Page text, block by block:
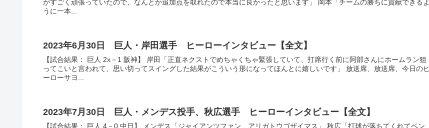
がすごく頑張っていたので、なんとか追加点を取れたので本当に良かったと思います」 岡本「チームの勝ちに貢献できるよ
うに一本...
2023年6月30日 巨人・岸田選手 ヒーローインタビュー【全文】
【試合結果： 巨人 2x－1 阪神】 岸田「正直ネクストでめちゃくちゃ緊張していて、打席行く前に阿部さんにホームラン狙
ってこいと言われて、思い切ってスイングした結果がこういう形になってほんとに嬉しいです」 放送席、放送席、今日のヒ
ーローサヨ...
2023年7月30日 巨人・メンデス投手、秋広選手 ヒーローインタビュー【全文】
【試合結果： 巨人 4－0 中日】 メンデス「ジャイアンツファン、アリガトウゴザイマス」 秋広「打球が落ちてくれてベン